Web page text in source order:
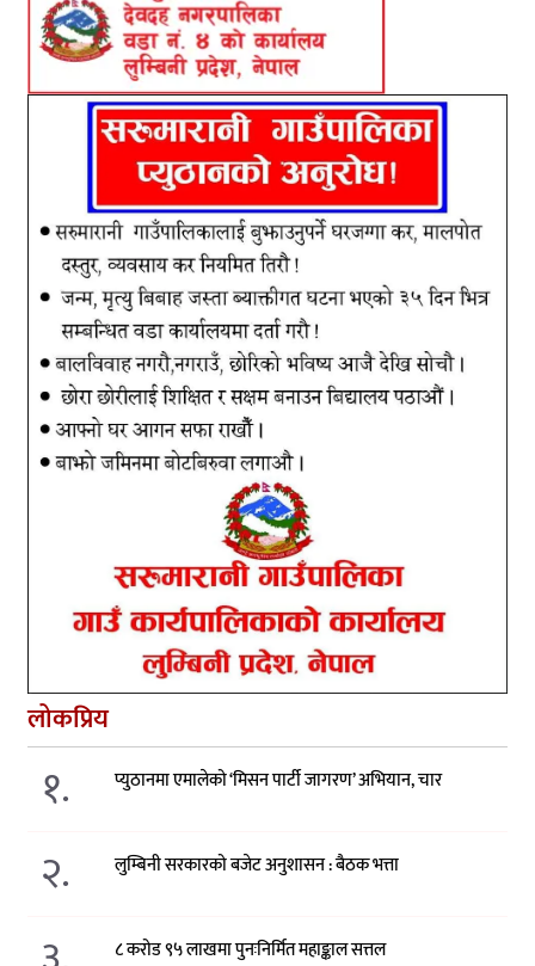
लोकप्रिय
१. प्युठानमा एमालेको ‘मिसन पार्टी जागरण’ अभियान, चार
२. लुम्बिनी सरकारको बजेट अनुशासन : बैठक भत्ता
८ करोड ९५ लाखमा पुनःनिर्मित महाङ्काल सत्तल